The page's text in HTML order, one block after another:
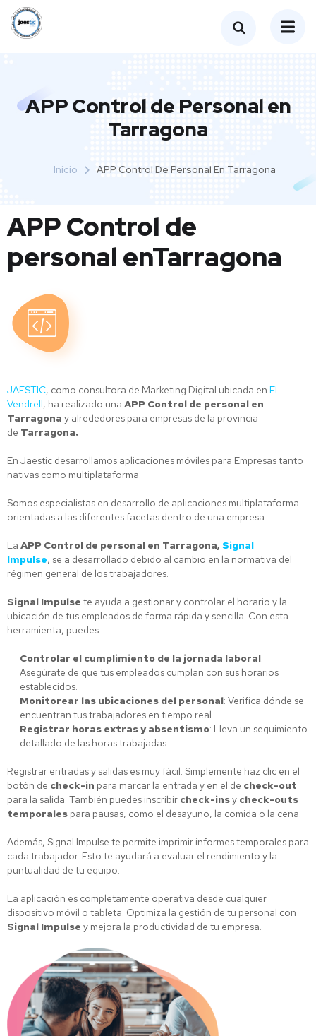
APP Control de Personal en
Tarragona
Inicio APP Control De Personal En Tarragona
APP Control de
personal enTarragona
JAESTIC, como consultora de Marketing Digital ubicada en El
Vendrell, ha realizado una APP Control de personal en
Tarragona y alrededores para empresas de la provincia
de Tarragona.
En Jaestic desarrollamos aplicaciones móviles para Empresas tanto
nativas como multiplataforma.
Somos especialistas en desarrollo de aplicaciones multiplataforma
orientadas a las diferentes facetas dentro de una empresa.
La APP Control de personal en Tarragona, Signal
Impulse, se a desarrollado debido al cambio en la normativa del
régimen general de los trabajadores.
Signal Impulse te ayuda a gestionar y controlar el horario y la
ubicación de tus empleados de forma rápida y sencilla. Con esta
herramienta, puedes:
Controlar el cumplimiento de la jornada laboral:
Asegúrate de que tus empleados cumplan con sus horarios
establecidos.
Monitorear las ubicaciones del personal: Verifica dónde se
encuentran tus trabajadores en tiempo real.
Registrar horas extras y absentismo: Lleva un seguimiento
detallado de las horas trabajadas.
Registrar entradas y salidas es muy fácil. Simplemente haz clic en el
botón de check-in para marcar la entrada y en el de check-out
para la salida. También puedes inscribir check-insy check-outs
temporales para pausas, como el desayuno, la comida o la cena.
Además, Signal Impulse te permite imprimir informes temporales para
cada trabajador. Esto te ayudará a evaluar el rendimiento y la
puntualidad de tu equipo.
La aplicación es completamente operativa desde cualquier
dispositivo móvil o tableta. Optimiza la gestión de tu personal con
Signal Impulse y mejora la productividad de tu empresa.